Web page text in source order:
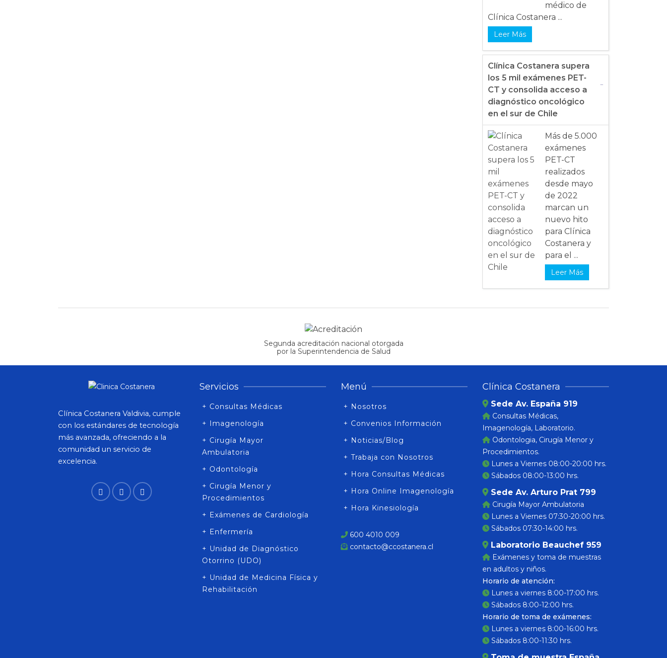
médico de
Clínica Costanera ...
Leer Más
Clínica Costanera supera
los 5 mil exámenes PET-
CT y consolida acceso a
diagnóstico oncológico
en el sur de Chile
Más de 5.000
exámenes
PET-CT
realizados
desde mayo
de 2022
marcan un
nuevo hito
para Clínica
Costanera y
para el ...
Leer Más
Segunda acreditación nacional otorgada
por la Superintendencia de Salud
Clínica Costanera Valdivia, cumple
con los estándares de tecnología
más avanzada, ofreciendo a la
comunidad un servicio de
excelencia.
Servicios
+ Consultas Médicas
+ Imagenología
+ Cirugía Mayor
Ambulatoria
+ Odontología
+ Cirugía Menor y
Procedimientos
+ Exámenes de Cardiología
+ Enfermería
+ Unidad de Diagnóstico
Otorrino (UDO)
+ Unidad de Medicina Física y
Rehabilitación
Menú
+ Nosotros
+ Convenios Información
+ Noticias/Blog
+ Trabaja con Nosotros
+ Hora Consultas Médicas
+ Hora Online Imagenología
+ Hora Kinesiología
600 4010 009
contacto@ccostanera.cl
Clínica Costanera
Sede Av. España 919
Consultas Médicas,
Imagenología, Laboratorio.
Odontologia, Cirugía Menor y
Procedimientos.
Lunes a Viernes 08:00-20:00 hrs.
Sábados 08:00-13:00 hrs.
Sede Av. Arturo Prat 799
Cirugía Mayor Ambulatoria
Lunes a Viernes 07:30-20:00 hrs.
Sábados 07:30-14:00 hrs.
Laboratorio Beauchef 959
Exámenes y toma de muestras
en adultos y niños.
Horario de atención:
Lunes a viernes 8:00-17:00 hrs.
Sábados 8:00-12:00 hrs.
Horario de toma de exámenes:
Lunes a viernes 8:00-16:00 hrs.
Sábados 8:00-11:30 hrs.